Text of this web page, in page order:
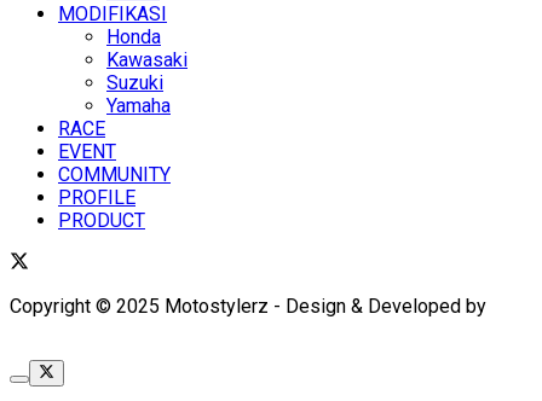
MODIFIKASI
Honda
Kawasaki
Suzuki
Yamaha
RACE
EVENT
COMMUNITY
PROFILE
PRODUCT
Copyright © 2025 Motostylerz - Design & Developed by